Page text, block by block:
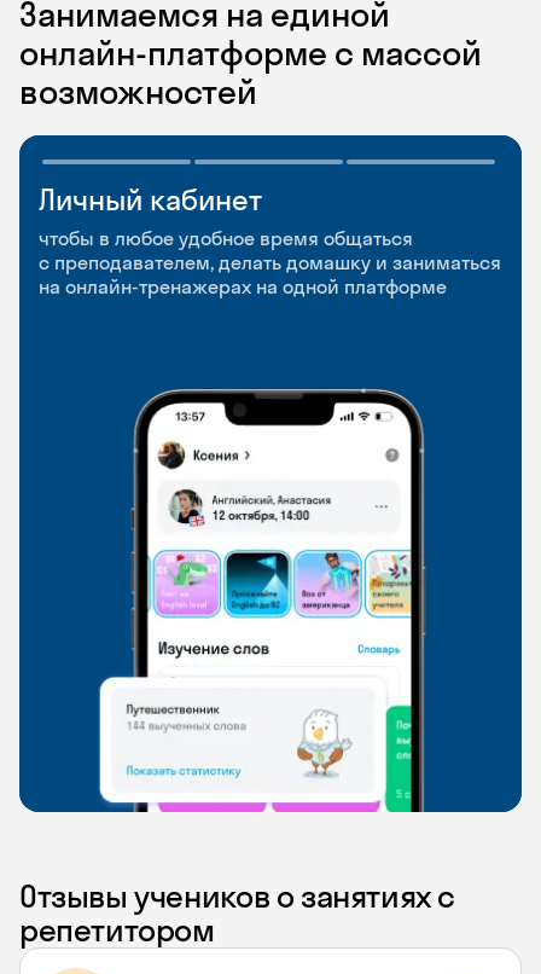
Занимаемся на единой
онлайн-платформе с массой
возможностей
Личный кабинет
чтобы в любое удобное время общаться
с преподавателем, делать домашку и заниматься
на онлайн-тренажерах на одной платформе
Мобильное
приложение
чтобы заниматься и изучать новые слова где
и когда удобно
Разговорные клубы
и Talks
Групповые занятия для разговорной практики
и индивидуальные встречи с преподавателями
Отзывы учеников о занятиях с
репетитором